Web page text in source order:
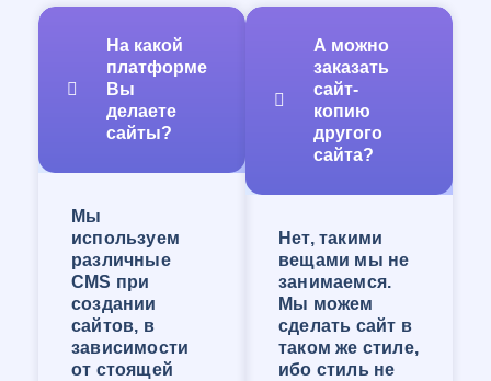
работаем на совесть! Над Вашем проектом
насмотрелся роликов в Интернете и возомнил
себя программистом, а опытная команда
профессионалов, с большим послужным
списком и багажом знаний, полученных
изначально в профильных учебных
заведениях, и затем развитых и прокаченных в
Компания WEB-Студия «ОНЛАЙН» сделает
сайт, отвечающий запросам Клиента и
решающий большинство задач его
организации. У нас большой опыт создания
сайтов любой сложности!
Создание сайта-визитки в
Невинномысске
На какой
платформе
Вы
делаете
сайты?
Мы
используем
различные
CMS при
создании
сайтов, в
зависимости
от стоящей
А можно
заказать
сайт-
копию
другого
сайта?
Нет, такими
вещами мы не
занимаемся.
Мы можем
сделать сайт в
таком же стиле,
ибо стиль не